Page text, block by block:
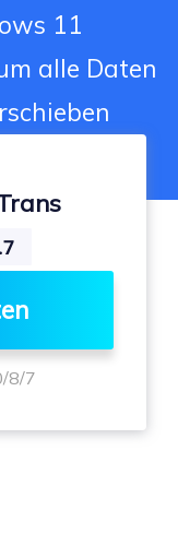
11
alle Daten
8/7